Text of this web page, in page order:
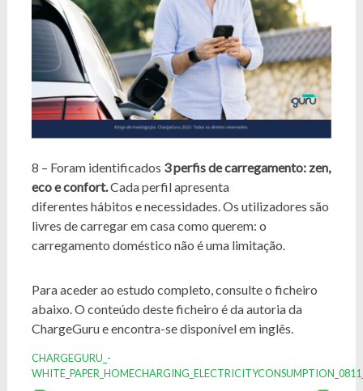
8 – Foram identificados 3 perfis de carregamento: zen,
eco e confort.Cada perfil apresenta
diferentes hábitos e necessidades. Os utilizadores são
livres de carregar em casa como querem: o
carregamento doméstico não é uma limitação.
Para aceder ao estudo completo, consulte o ficheiro
abaixo. O conteúdo deste ficheiro é da autoria da
ChargeGuru e encontra-se disponível em inglês.
CHARGEGURU_-